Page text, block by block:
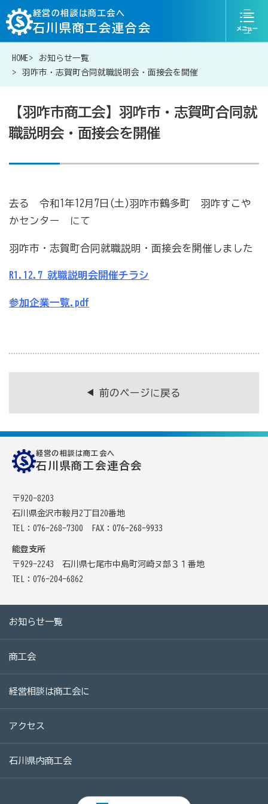
経営の相談は商工会へ
石川県商工会連合会
ニ
ュ
HOME
お知らせ一覧
羽咋市・志賀町合同就職説明会・面接会を開催
【羽咋市商工会】羽咋市・志賀町合同就
職説明会・面接会を開催
去る 令和1年12月7日(土)羽咋市鶴多町 羽咋すこや
かセンター にて
羽咋市・志賀町合同就職説明・面接会を開催しました
R1.12.7_就職説明会開催チラシ
参加企業一覧.pdf
前のページに戻る
経営の相談は商工会へ
石川県商工会連合会
〒920-8203
石川県金沢市鞍月2丁目20番地
TEL：076-268-7300
FAX：076-268-9933
能登支所
〒929-2243 石川県七尾市中島町河崎ヌ部３１番地
TEL：076-204-6862
お知らせ一覧
商工会
経営相談は商工会に
アクセス
石川県内商工会
お問い合わせ
商工会が扱う融資・金融制度
商工会の共済・保険
経営者の退職金制度（小規模企業共済）
止共済）
海外PL保険(国内補償は、ビジネス総合保険へ）
病気やケガで働けない場合の所得を補償（休業補償制
度）
全国商工会連合会会員福祉共済「がん」重点補償
万が一の「労働災害」と使用者賠償補償がセットの保険
（商工会の業務災害保険）
ます（海外知財訴訟費用保険制度）
情報漏えいリスクの備えに（情報漏えい保険）
商工会のサービス